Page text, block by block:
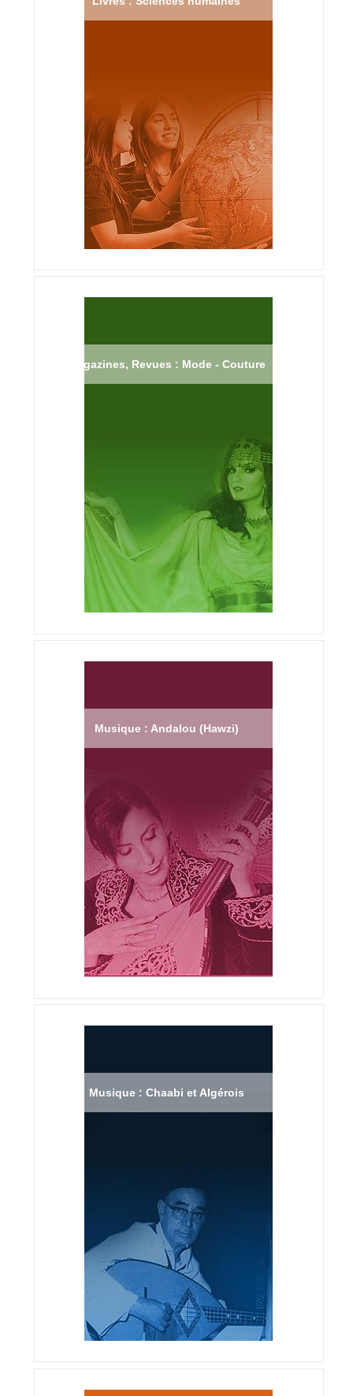
Magazines, Revues : Mode - Couture
Musique : Andalou (Hawzi)
Musique : Chaabi et Algérois